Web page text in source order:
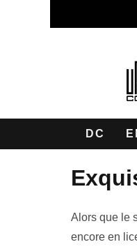
DC
Alors que le
encore en